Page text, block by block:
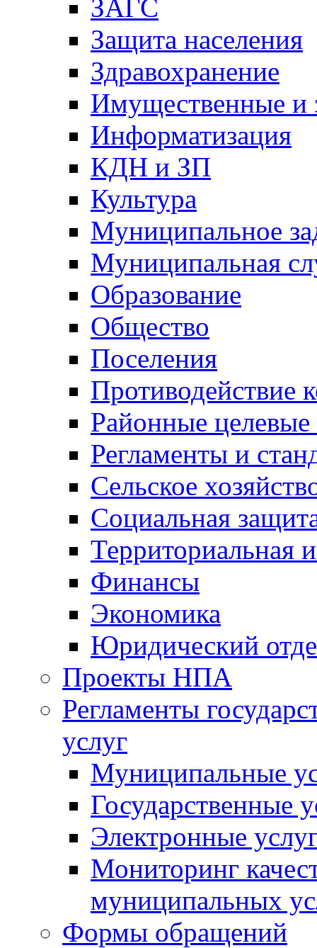
ЗАГС
Защита населения
Здравохранение
Имущественные и
Информатизация
КДН и ЗП
Культура
Муниципальное
Муниципальная
Образование
Общество
Поселения
Противодействие
Районные
Регламенты и
Сельское
Социальная
Территориальная
Финансы
Экономика
Юридический
Проекты НПА
Регламенты
услуг
Муниципальные
Государственные
Электронные
Мониторинг
муниципальных
Формы обращений